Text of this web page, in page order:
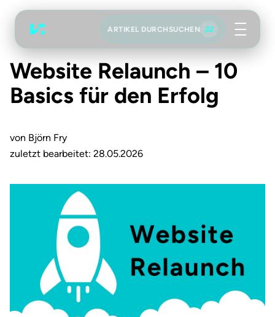
Werbeagentur Koch Essen
ARTIKEL DURCHSUCHEN 22
Artikel durchsuchen
Website Relaunch – 10
Basics für den Erfolg
von Björn Fry
zuletzt bearbeitet: 28.05.2026